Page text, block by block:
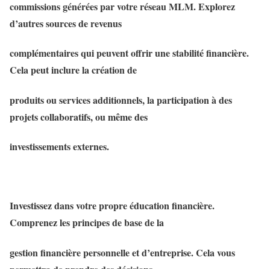
commissions générées par votre réseau MLM. Explorez
d’autres sources de revenus
complémentaires qui peuvent offrir une stabilité financière.
Cela peut inclure la création de
produits ou services additionnels, la participation à des
projets collaboratifs, ou même des
investissements externes.
Investissez dans votre propre éducation financière.
Comprenez les principes de base de la
gestion financière personnelle et d’entreprise. Cela vous